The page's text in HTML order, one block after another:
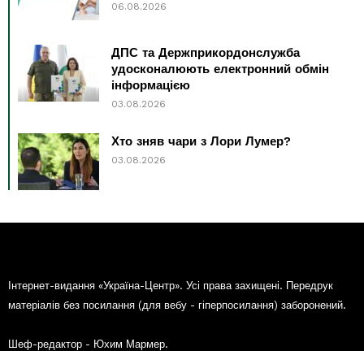
06.08.2026
ДПС та Держприкордонслужба
удосконалюють електронний обмін
інформацією
03.08.2026
Хто зняв чари з Лори Лумер?
03.08.2026
Інтернет-видання «Україна-Центр». Усі права захищені. Передрук
матеріалів без посилання (для вебу - гіперпосилання) заборонений.
Шеф-редактор - Юхим Мармер.